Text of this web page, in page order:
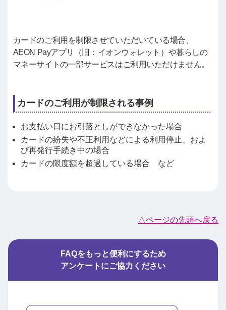
カードのご利用を制限させていただいている場合、
AEON Payアプリ（旧：イオンウォレット）や暮らしの
マネーサイトの一部サービスはご利用いただけません。
カードのご利用が制限される事例
お支払い日にお引落としができなかった場合
カードの紛失や不正利用などによる利用停止、およ
び再発行手続き中の場合
カードの限度額を超過している場合 など
△ページの先頭へ戻る
FAQをもっと便利にするため
アンケートにご協力ください